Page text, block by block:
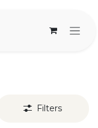
Filters